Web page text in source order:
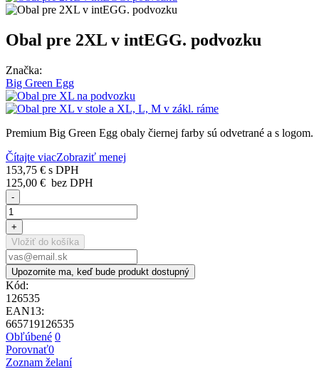
Obal pre 2XL v intEGG. podvozku
Značka:
Big Green Egg
Premium Big Green Egg obaly čiernej farby sú odvetrané a s logom.
Čítajte viacZobraziť menej
153,75 € s DPH
125,00 € bez DPH
-
+
Vložiť do košíka
Upozornite ma, keď bude produkt dostupný
Kód:
126535
EAN13:
665719126535
Obľúbené 0
Porovnať0
Zoznam želaní